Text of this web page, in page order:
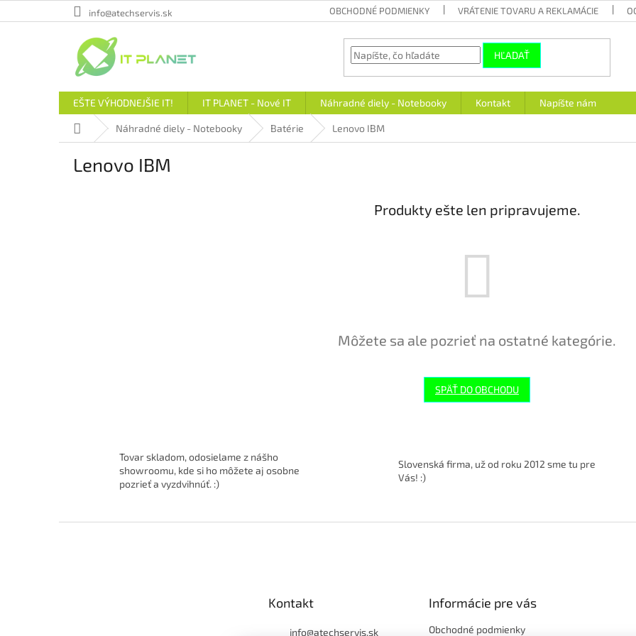
na
info@atechservis.sk OBCHODNÉ PODMIENKY VRÁTENIE TOVARU A REKLAMÁCIE
HĽADAŤ
EŠTE VÝHODNEJŠIE IT! IT PLANET - Nové IT Náhradné diely - Notebooky Kontakt Napíšte nám
DomovNáhradné diely - Notebooky Batérie Lenovo IBM
Lenovo IBM
Produkty ešte len pripravujeme.
Môžete sa ale pozrieť na ostatné kategórie.
SPÄŤ DO OBCHODU
Tovar skladom, odosielame z nášho
showroomu, kde si ho môžete aj osobne
pozrieť a vyzdvihnúť. :)
Slovenská firma, už od roku 2012 sme tu pre
Vás! :)
Kontakt
info@atechservis.sk
Informácie pre vás
Obchodné podmienky